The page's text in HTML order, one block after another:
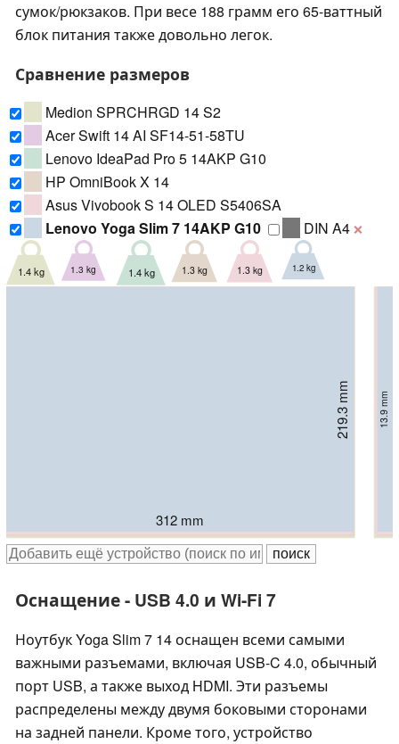
сумок/рюкзаков. При весе 188 грамм его 65-ваттный
блок питания также довольно легок.
Сравнение размеров
Medion SPRCHRGD 14 S2
Acer Swift 14 AI SF14-51-58TU
Lenovo IdeaPad Pro 5 14AKP G10
HP OmniBook X 14
Asus Vivobook S 14 OLED S5406SA
Lenovo Yoga Slim 7 14AKP G10
DIN A4 ❌
313 mm
225 mm 17 mm
1.4 kg
312 mm
221 mm 16 mm
1.3 kg
312 mm
221 mm 15.5 mm
1.4 kg
312.9 mm
223.5 mm 14.3 mm
1.3 kg
310.5 mm
221.9 mm 15.9 mm
1.3 kg
312 mm
219.3 mm 13.9 mm
1.2 kg
Оснащение - USB 4.0 и Wi-Fi 7
Ноутбук Yoga Slim 7 14 оснащен всеми самыми
важными разъемами, включая USB-C 4.0, обычный
порт USB, а также выход HDMI. Эти разъемы
распределены между двумя боковыми сторонами
на задней панели. Кроме того, устройство